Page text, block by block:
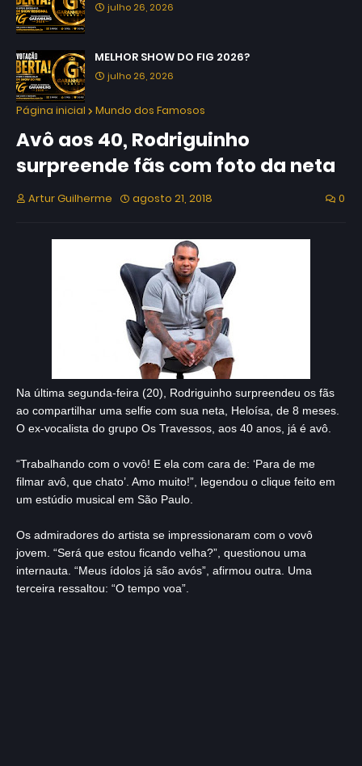
julho 26, 2026
MELHOR SHOW DO FIG 2026?
julho 26, 2026
Página inicial Mundo dos Famosos
Avô aos 40, Rodriguinho
surpreende fãs com foto da neta
Artur Guilherme agosto 21, 2018 0
Na última segunda-feira (20), Rodriguinho surpreendeu os fãs
ao compartilhar uma selfie com sua neta, Heloísa, de 8 meses.
O ex-vocalista do grupo Os Travessos, aos 40 anos, já é avô.
“Trabalhando com o vovô! E ela com cara de: ‘Para de me
filmar avô, que chato’. Amo muito!”, legendou o clique feito em
um estúdio musical em São Paulo.
Os admiradores do artista se impressionaram com o vovô
jovem. “Será que estou ficando velha?”, questionou uma
internauta. “Meus ídolos já são avós”, afirmou outra. Uma
terceira ressaltou: “O tempo voa”.